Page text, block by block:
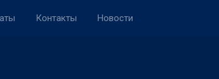
Контакты Новости